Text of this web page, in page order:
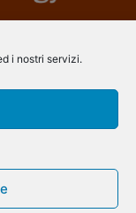
i nostri servizi.
mercati e